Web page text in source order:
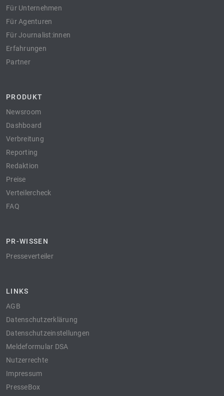
Für Unternehmen
Für Agenturen
Für Journalist:innen
Erfahrungen
Partner
PRODUKT
Newsroom
Dashboard
Verbreitung
Reporting
Redaktion
Preise
Verteilercheck
FAQ
PR-WISSEN
Presseverteiler
LINKS
AGB
Datenschutzerklärung
Datenschutzeinstellungen
Meldeformular DSA
Nutzerrechte
Impressum
PresseBox